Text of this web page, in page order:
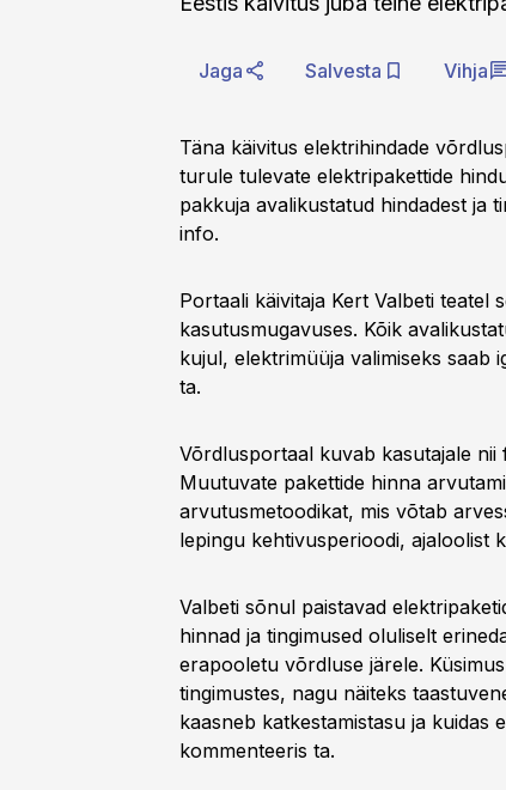
Jaga Salvesta Vihja
Täna käivitus elektrihindade
turule tulevate elektripakettide
pakkuja avalikustatud hindadest ja
info.
Portaali käivitaja Kert Valbeti teatel
kasutusmugavuses. Kõik
kujul, elektrimüüja valimiseks saab
ta.
Võrdlusportaal kuvab kasutajale
Muutuvate pakettide hinna
arvutusmetoodikat, mis võtab
lepingu kehtivusperioodi, ajaloolist
Valbeti sõnul paistavad
hinnad ja tingimused oluliselt
erapooletu võrdluse järele.
tingimustes, nagu näiteks
kaasneb katkestamistasu ja kuidas
kommenteeris ta.